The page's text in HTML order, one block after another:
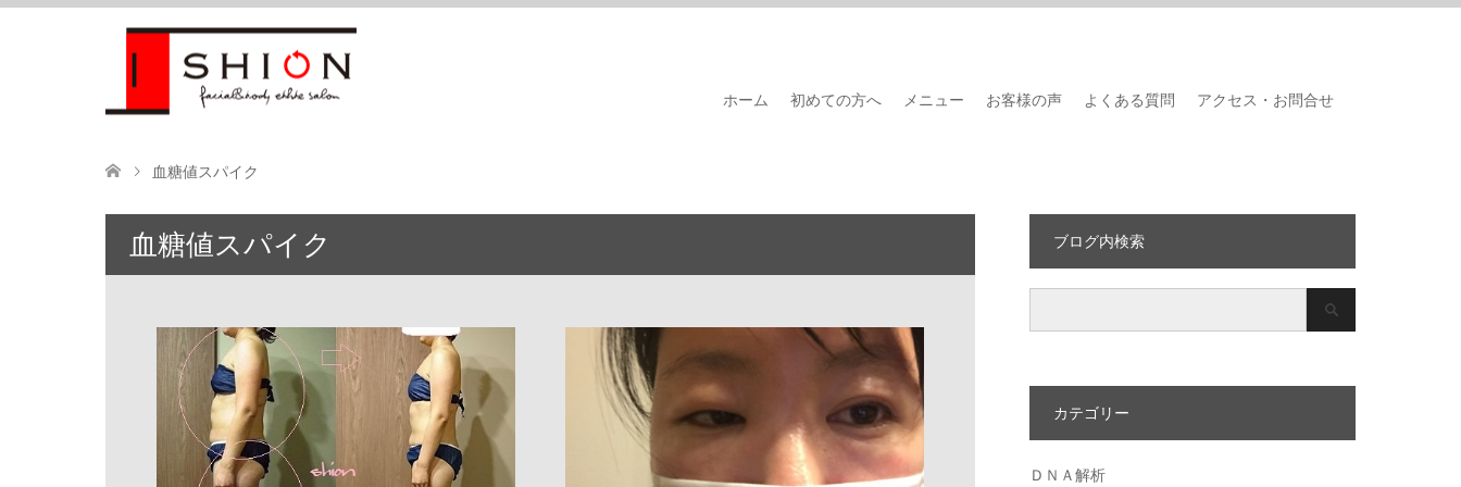
ホーム 初めての方へ メニュー お客様の声 よくある質問 アクセス・お問合せ
血糖値スパイク
血糖値スパイク ブログ内検索
カテゴリー
ＤＮＡ解析